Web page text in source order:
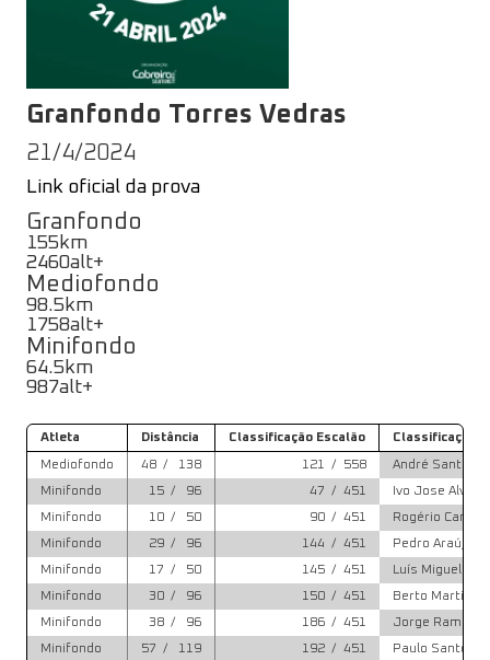
Granfondo Torres Vedras
21/4/2024
Link oficial da prova
Granfondo
155km
2460alt+
Mediofondo
98.5km
1758alt+
Minifondo
64.5km
987alt+
Atleta Distância Classificação Escalão Classificação
Mediofondo 48 / 138 121 / 558
André Santos
Minifondo
15 / 96 47 / 451
Ivo Jose Alves
Minifondo
10 / 50 90 / 451
Rogério Canto
Minifondo
29 / 96 144 / 451
Pedro Araújo
Minifondo
17 / 50 145 / 451
Luís Miguel
Minifondo
30 / 96 150 / 451
Berto Martins
Minifondo
38 / 96 186 / 451
Jorge Ramalho
Minifondo
57 / 119 192 / 451 Paulo Santos